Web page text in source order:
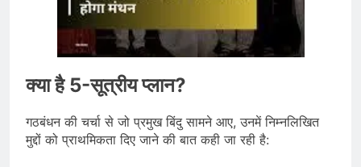
क्या है 5-सूत्रीय प्लान?
गठबंधन की चर्चा से जो प्रमुख बिंदु सामने आए, उनमें निम्नलिखित
मुद्दों को प्राथमिकता दिए जाने की बात कही जा रही है: